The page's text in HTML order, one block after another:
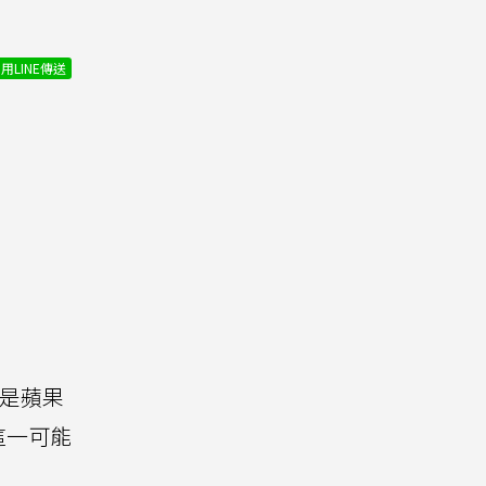
用LINE傳送
蘋果
可能